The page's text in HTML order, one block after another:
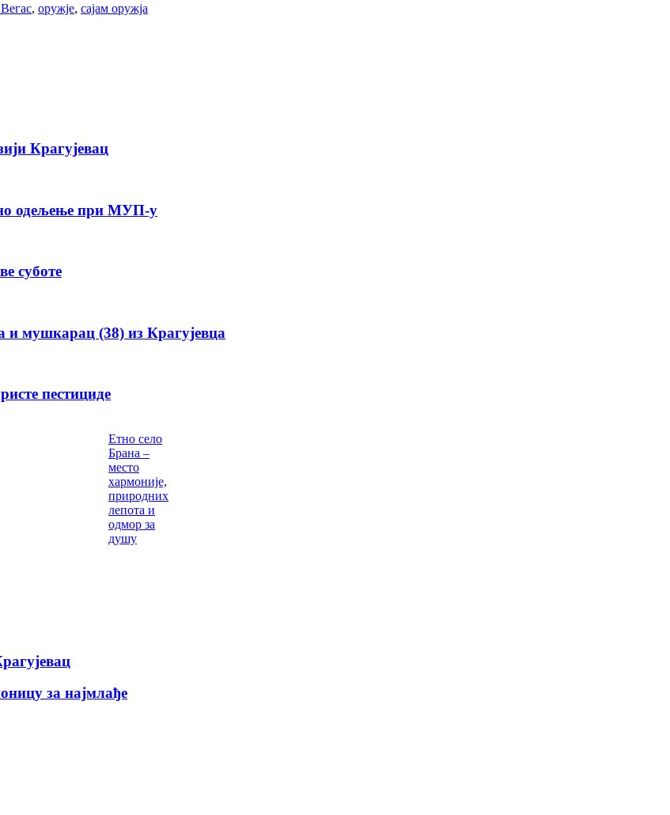
, оружје, сајам оружја
Крагујевац
одељење при МУП-у
суботе
мушкарац (38) из Крагујевца
пестициде
Етно село
Брана –
место
хармоније,
природних
лепота и
одмор за
душу
за најмлађе